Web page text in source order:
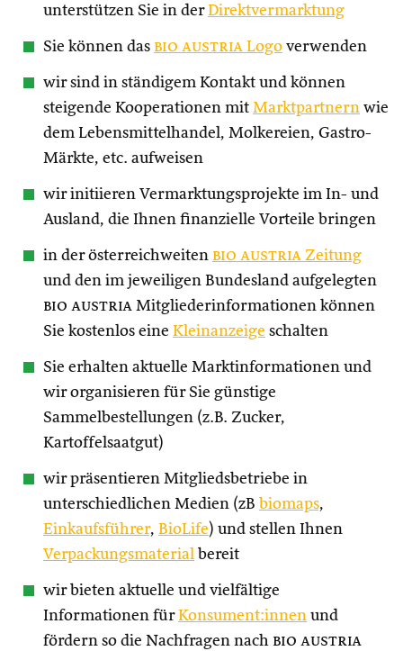
unterstützen Sie in derDirektvermarktung
Sie können das bio austria Logo verwenden
wir sind in ständigem Kontakt und können
steigende Kooperationen mit Marktpartnern wie
dem Lebensmittelhandel, Molkereien, Gastro-
Märkte, etc. aufweisen
wir initiieren Vermarktungsprojekte im In- und
Ausland, die Ihnen finanzielle Vorteile bringen
in der österreichweiten bio austria Zeitung
und den im jeweiligen Bundesland aufgelegten
bio austria Mitgliederinformationen können
Sie kostenlos eine Kleinanzeige schalten
Sie erhalten aktuelle Marktinformationen und
wir organisieren für Sie günstige
Sammelbestellungen (z.B. Zucker,
Kartoffelsaatgut)
wir präsentieren Mitgliedsbetriebe in
unterschiedlichen Medien (zB biomaps,
Einkaufsführer, BioLife) und stellen Ihnen
Verpackungsmaterial bereit
wir bieten aktuelle und vielfältige
Informationen fürKonsument:innen und
fördern so die Nachfragen nach bio austria